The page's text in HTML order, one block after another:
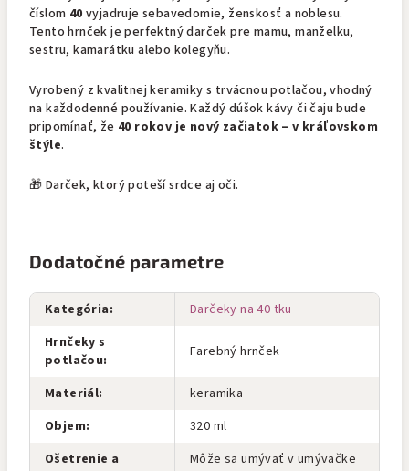
číslom 40 vyjadruje sebavedomie, ženskosť a noblesu.
Tento hrnček je perfektný darček pre mamu, manželku,
sestru, kamarátku alebo kolegyňu.
Vyrobený z kvalitnej keramiky s trvácnou potlačou, vhodný
na každodenné používanie. Každý dúšok kávy či čaju bude
pripomínať, že 40 rokov je nový začiatok – v kráľovskom
štýle.
🎁 Darček, ktorý poteší srdce aj oči.
Dodatočné parametre
Kategória:
Darčeky na 40 tku
Hrnčeky s
potlačou: Farebný hrnček
Materiál:
keramika
Objem:
320 ml
Ošetrenie a
Môže sa umývať v umývačke